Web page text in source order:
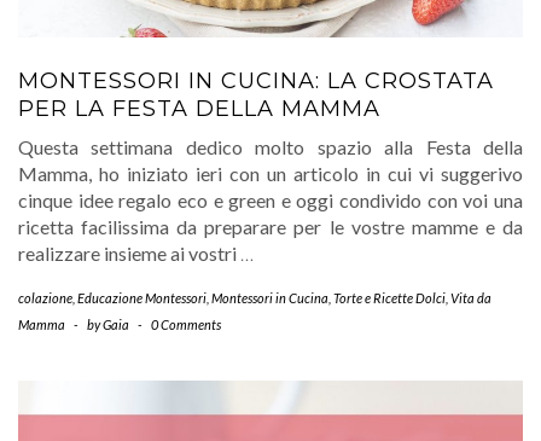
MONTESSORI IN CUCINA: LA CROSTATA
PER LA FESTA DELLA MAMMA
Questa settimana dedico molto spazio alla Festa della
Mamma, ho iniziato ieri con un articolo in cui vi suggerivo
cinque idee regalo eco e green e oggi condivido con voi una
ricetta facilissima da preparare per le vostre mamme e da
realizzare insieme ai vostri …
colazione Educazione Montessori Montessori in Cucina Torte e Ricette Dolci Vita da
Mamma
- byGaia - 0 Comments